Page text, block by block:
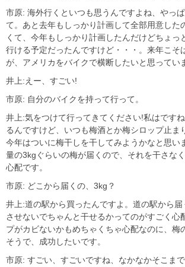
市原: 海外行くといつも思うんですよね、やっ
て。あと去年もしっかり計画して全部用意した
くて、今年もしっかり計画したんだけどちょっ
行ける予定だったんですけど・・・。来年こそ
が、アメリカをバイクで横断したいと思ってい
井上:えー、すごい!
市原: 自分のバイクを持って行って。
井上:気をつけて行ってきてください!私はです
るんですけど、いつも梅酒とか梅シロップ止ま
今年はついに梅干しを干してみようかなと思い
量の3kgぐらいの梅が届くので、それを干さなく
心配です。
市原: どこから届くの、3kg？
井上:道の駅から買ったんですよ。道の駅から
させないでちゃんと干せるかってのがすごく心
プがカビないかもめちゃくちゃ心配なのに、梅
そうで、成功したいです。
市原: すごい、すごいですね、なかなかそこま